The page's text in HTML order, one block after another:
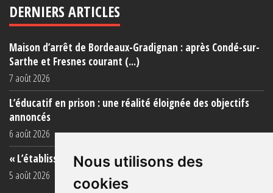
Nous utilisons des
cookies
DERNIERS ARTICLES
Maison d’arrêt de Bordeaux-Gradignan : après Condé-sur-
Sarthe et Fresnes courant (...)
7 août 2026
L’éducatif en prison : une réalité éloignée des objectifs
annoncés
6 août 2026
« L’établissement est une porcherie totale »
5 août 2026